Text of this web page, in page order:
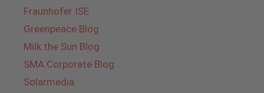
Fraunhofer ISE
Greenpeace Blog
Milk the Sun Blog
SMA Corporate Blog
Solarmedia